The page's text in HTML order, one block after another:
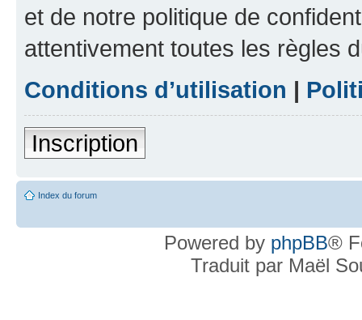
et de notre politique de
attentivement toutes les règles
Conditions d’utilisation |
Inscription
Index du forum
Powered by phpBB®
Traduit par Maël